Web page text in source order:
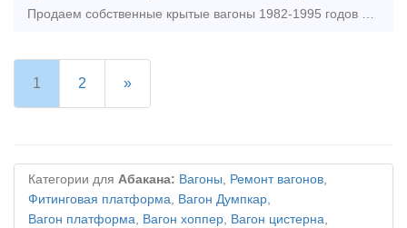
Продаем собственные крытые вагоны 1982-1995 годов постройки, модели 11-217, 11-270, 11-276, Р-9494-01. Объём кузова 120-122 м3, цельнометаллические. Проведены все плановые ремонты, срок службы
1 2 »
Категории для Абакана: Вагоны, Ремонт вагонов,
Фитинговая платформа, Вагон Думпкар,
Вагон платформа, Вагон хоппер, Вагон цистерна,